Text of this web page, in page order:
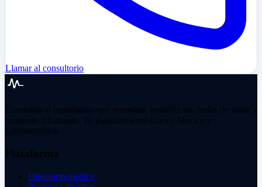
Llamar al consultorio
Encuentra al especialista que necesitas, resuelve tus dudas de salud y
mantente informado. Tu plataforma médica en México y
Latinoamérica.
Plataforma
Directorio médico